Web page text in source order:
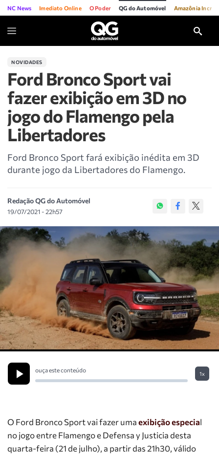
NC News Imediato Online O Poder QG do Automóvel Amazônia
NOVIDADES
Ford Bronco Sport vai
fazer exibição em 3D no
jogo do Flamengo pela
Libertadores
Ford Bronco Sport fará exibição inédita em 3D
durante jogo da Libertadores do Flamengo.
Redação QG do Automóvel
19/07/2021 - 22h57
ouça este conteúdo
1x
O Ford Bronco Sport vai fazer umaexibição especial
no jogo entre Flamengo e Defensa y Justicia desta
quarta-feira (21 de julho), a partir das 21h30, válido